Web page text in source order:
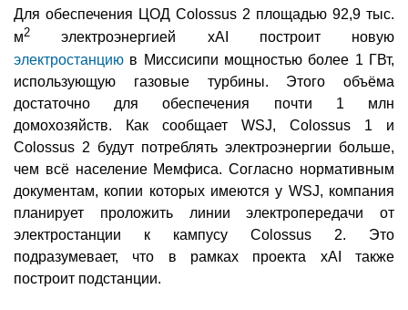
Для обеспечения ЦОД Colossus 2 площадью 92,9 тыс.
м2 электроэнергией xAI построит новую
электростанцию в Миссисипи мощностью более 1 ГВт,
использующую газовые турбины. Этого объёма
достаточно для обеспечения почти 1 млн
домохозяйств. Как сообщает WSJ, Colossus 1 и
Colossus 2 будут потреблять электроэнергии больше,
чем всё население Мемфиса. Согласно нормативным
документам, копии которых имеются у WSJ, компания
планирует проложить линии электропередачи от
электростанции к кампусу Colossus 2. Это
подразумевает, что в рамках проекта xAI также
построит подстанции.